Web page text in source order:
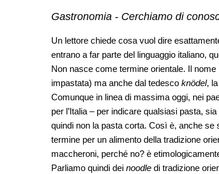
Gastronomia - Cerchiamo di
Un lettore chiede cosa vuol dire
entrano a far parte del linguaggio italiano,
Non nasce come termine orientale. Il
impastata) ma anche dal tedesco knödel,
Comunque in linea di massima oggi, nei
per l’Italia – per indicare qualsiasi pasta,
quindi non la pasta corta. Così è, anche
termine per un alimento della tradizione
maccheroni, perché no? è
Parliamo quindi dei noodle di tradizione